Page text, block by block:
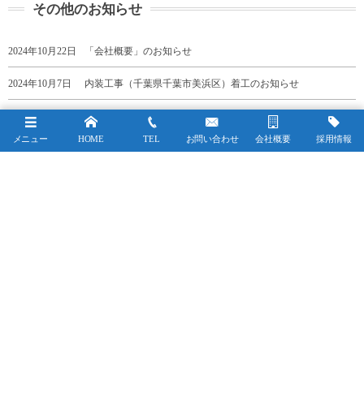
その他のお知らせ
2024年10月22日 「会社概要」のお知らせ
2024年10月7日 内装工事（千葉県千葉市美浜区）着工のお知らせ
2024年9月26日 新規取引先の追記について
メニュー HOME TEL お問い合わせ 会社概要 採用情報